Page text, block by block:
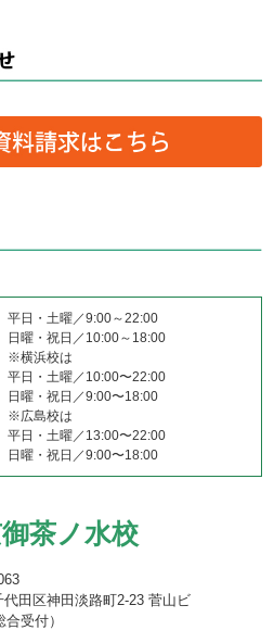
平日・土曜／9:00～22:00
日曜・祝日／10:00～18:00
※横浜校は
平日・土曜／10:00〜22:00
日曜・祝日／9:00〜18:00
※広島校は
平日・土曜／13:00〜22:00
日曜・祝日／9:00〜18:00
茶ノ水校
代田区神田淡路町2-23 菅山ビ
受付）